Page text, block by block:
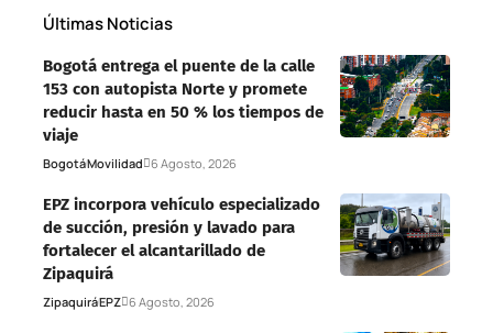
Últimas Noticias
Bogotá entrega el puente de la calle
153 con autopista Norte y promete
reducir hasta en 50 % los tiempos de
viaje
BogotáMovilidad 6 Agosto, 2026
EPZ incorpora vehículo especializado
de succión, presión y lavado para
fortalecer el alcantarillado de
Zipaquirá
ZipaquiráEPZ 6 Agosto, 2026